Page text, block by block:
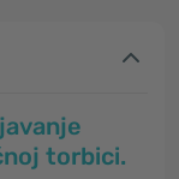
torbici.